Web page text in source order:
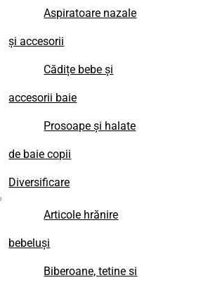
Aspiratoare nazale
și accesorii
Cădițe bebe și
accesorii baie
Prosoape și halate
de baie copii
Diversificare
Articole hrănire
bebeluși
Biberoane, tetine si